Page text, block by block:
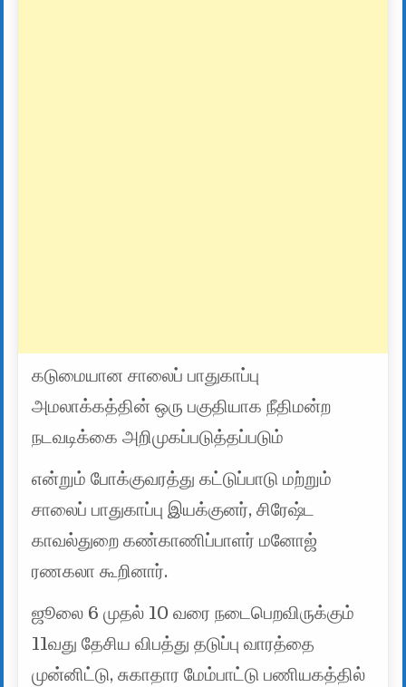
கடுமையான சாலைப் பாதுகாப்பு
அமலாக்கத்தின் ஒரு பகுதியாக நீதிமன்ற
நடவடிக்கை அறிமுகப்படுத்தப்படும்
என்றும் போக்குவரத்து கட்டுப்பாடு மற்றும்
சாலைப் பாதுகாப்பு இயக்குனர், சிரேஷ்ட
காவல்துறை கண்காணிப்பாளர் மனோஜ்
ரணகலா கூறினார்.
ஜூலை 6 முதல் 10 வரை நடைபெறவிருக்கும்
11வது தேசிய விபத்து தடுப்பு வாரத்தை
முன்னிட்டு, சுகாதார மேம்பாட்டு பணியகத்தில்